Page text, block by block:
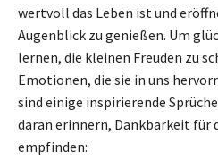
wertvoll das Leben ist und
Augenblick zu genießen. Um
lernen, die kleinen Freuden zu
Emotionen, die sie in uns
sind einige inspirierende
daran erinnern, Dankbarkeit für
empfinden: